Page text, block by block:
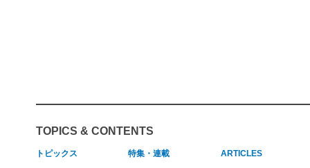
TOPICS & CONTENTS
トピックス 特集・連載 ARTICLES